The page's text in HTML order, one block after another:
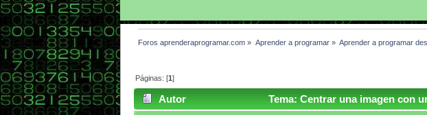
Foros aprenderaprogramar.com » Aprender a programar» Aprender a programar
Páginas: [1]
Autor Tema: Centrar una imagen con